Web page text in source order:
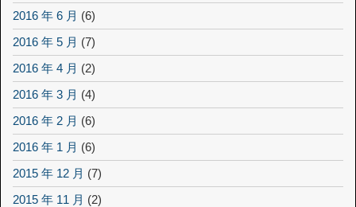
2016 年 6 月 (6)
2016 年 5 月 (7)
2016 年 4 月 (2)
2016 年 3 月 (4)
2016 年 2 月 (6)
2016 年 1 月 (6)
2015 年 12 月 (7)
2015 年 11 月 (2)